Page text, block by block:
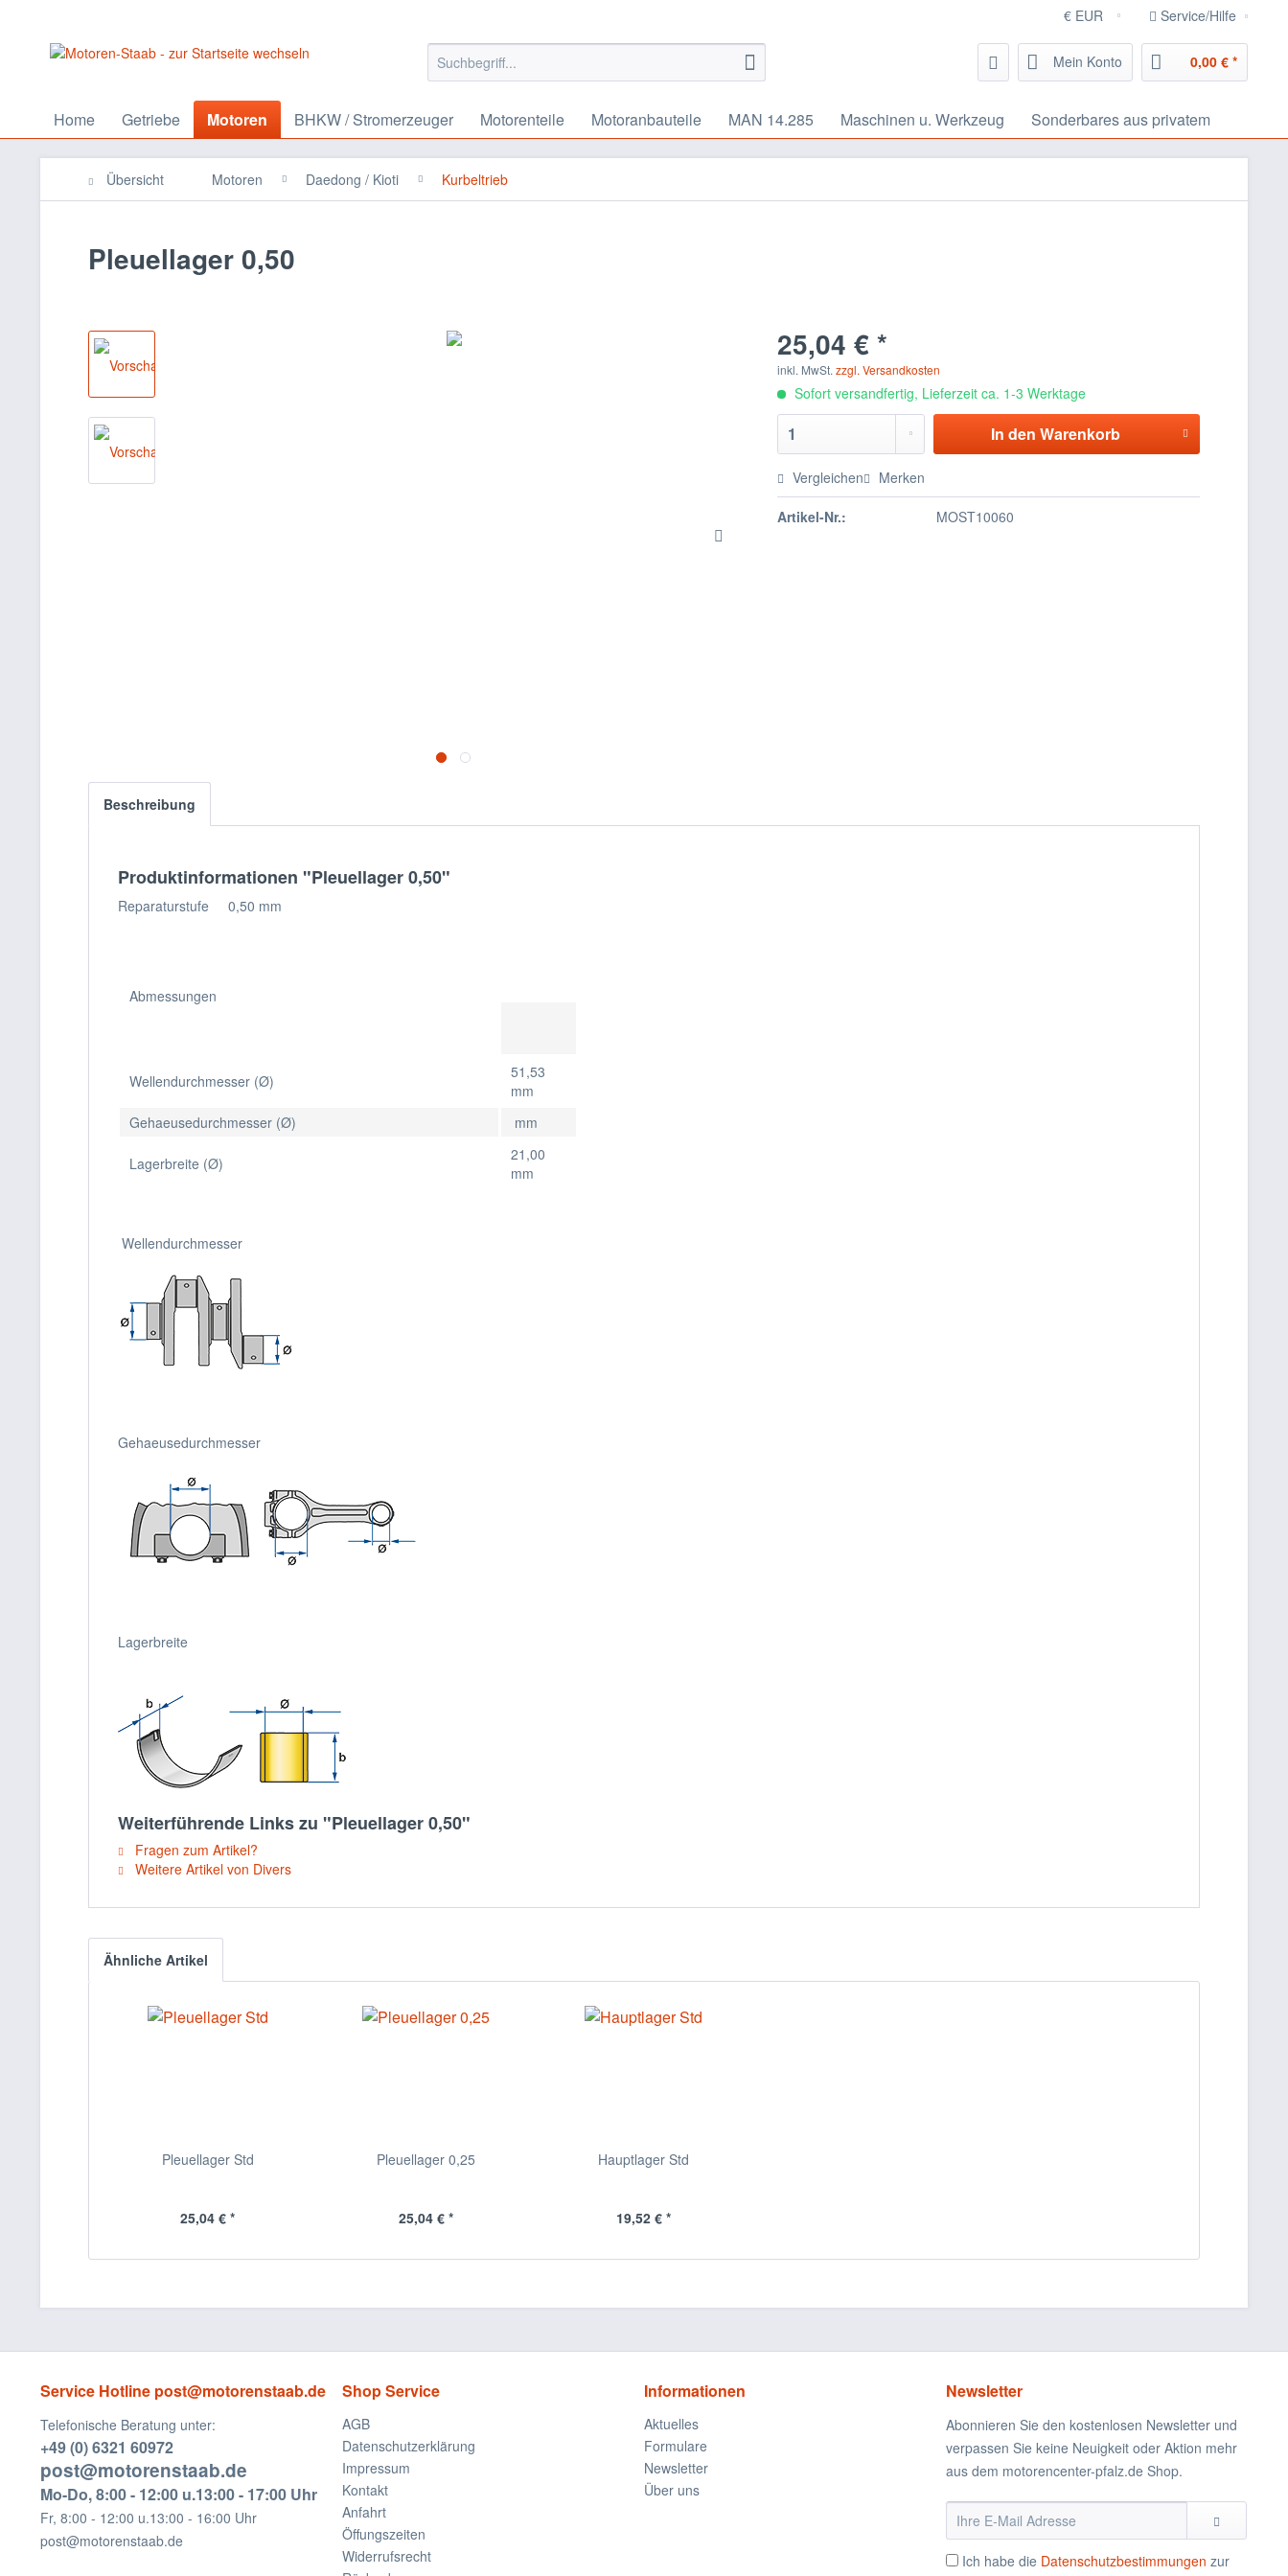
Service/Hilfe
Mein Konto 0,00 € *
Home Getriebe Motoren BHKW / Stromerzeuger Motorenteile Motoranbauteile MAN 14.285 Maschinen u. Werkzeug Sonderbares aus privatem
Übersicht Motoren Daedong / Kioti Kurbeltrieb
Pleuellager 0,50
25,04 € *
inkl. MwSt.zzgl. Versandkosten
Sofort versandfertig, Lieferzeit ca. 1-3 Werktage
In den Warenkorb
Vergleichen Merken
Artikel-Nr.: MOST10060
Beschreibung
Produktinformationen "Pleuellager 0,50"
Reparaturstufe 0,50 mm
Abmessungen
Wellendurchmesser (Ø)
51,53
mm
Gehaeusedurchmesser (Ø)
mm
Lagerbreite (Ø)
21,00
mm
Wellendurchmesser
Gehaeusedurchmesser
Lagerbreite
Weiterführende Links zu "Pleuellager 0,50"
Fragen zum Artikel?
Weitere Artikel von Divers
Ähnliche Artikel
Pleuellager Std
25,04 € *
Pleuellager 0,25
25,04 € *
Hauptlager Std
19,52 € *
Service Hotline post@motorenstaab.de
Telefonische Beratung unter:
+49 (0) 6321 60972
post@motorenstaab.de
Mo-Do, 8:00 - 12:00 u.13:00 - 17:00 Uhr
Fr, 8:00 - 12:00 u.13:00 - 16:00 Uhr
post@motorenstaab.de
Shop Service
AGB
Datenschutzerklärung
Impressum
Kontakt
Anfahrt
Öffungszeiten
Widerrufsrecht
Informationen
Aktuelles
Formulare
Newsletter
Über uns
Newsletter
Abonnieren Sie den kostenlosen Newsletter und
verpassen Sie keine Neuigkeit oder Aktion mehr
aus dem motorencenter-pfalz.de Shop.
Ich habe die Datenschutzbestimmungen zur